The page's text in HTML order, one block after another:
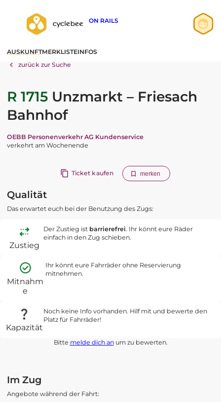
ON RAILS
AUSKUNFTMERKLISTEINFOS
zurück zur Suche
R 1715 Unzmarkt – Friesach
Bahnhof
OEBB Personenverkehr AG Kundenservice
verkehrt am Wochenende
Ticket kaufen merken
Qualität
Das erwartet euch bei der Benutzung des Zugs:
Zustieg
Der Zustieg ist barrierefrei. Ihr könnt eure Räder
einfach in den Zug schieben.
Mitnahm
e
Ihr könnt eure Fahrräder ohne Reservierung
mitnehmen.
Kapazität
Noch keine Info vorhanden. Hilf mit und bewerte den
Platz für Fahrräder!
Bitte melde dich anum zu bewerten.
Im Zug
Angebote während der Fahrt: